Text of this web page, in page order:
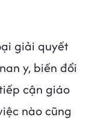
giải quyết
y, biến đổi
cận giáo
nào cũng